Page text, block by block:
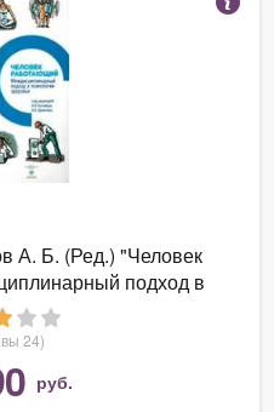
А. Б. (Ред.) "Человек
подход в
здоровья"
24)
руб.